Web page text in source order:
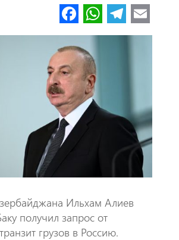
Fa
ce
b
o
o
k
W
h
p
Te
le m
Ильхам Алиев
получил запрос от
грузов в Россию.